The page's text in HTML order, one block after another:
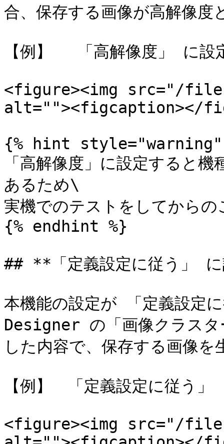
合、保存する画像が高解像度
【例】　 「高解像度」 に設
<figure><img src="/files/
alt=""><figcaption></
{% hint style="warning"
「高解像度」に設定すると
あるため\
実機でのテストをしてからの
{% endhint %}
## **「定義設定に従う」
本機能の設定が 「定義設定
Designer の「画像クラス
した内容で、保存する画像を
【例】　「定義設定に従う
<figure><img src="/files/